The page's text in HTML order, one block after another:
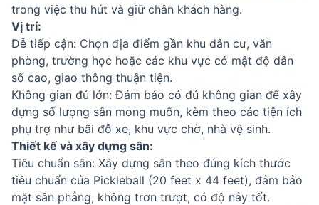
trong việc thu hút và giữ chân khách hàng.
Vị trí:
Dễ tiếp cận: Chọn địa điểm gần khu dân cư, văn
phòng, trường học hoặc các khu vực có mật độ dân
số cao, giao thông thuận tiện.
Không gian đủ lớn: Đảm bảo có đủ không gian để xây
dựng số lượng sân mong muốn, kèm theo các tiện ích
phụ trợ như bãi đỗ xe, khu vực chờ, nhà vệ sinh.
Thiết kế và xây dựng sân:
Tiêu chuẩn sân: Xây dựng sân theo đúng kích thước
tiêu chuẩn của Pickleball (20 feet x 44 feet), đảm bảo
mặt sân phẳng, không trơn trượt, có độ nảy tốt.